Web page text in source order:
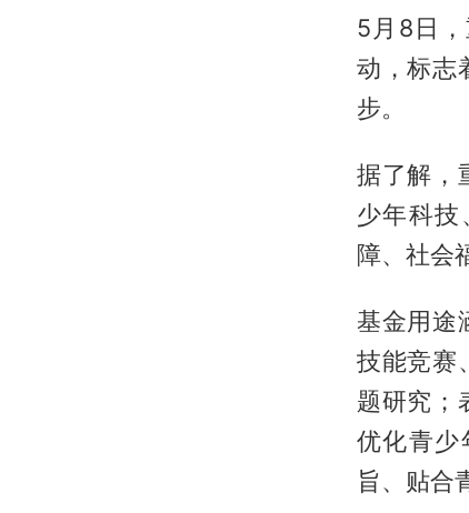
5月8日
动，标志
步。
据了解，
少年科技
障、社会
基金用途
技能竞赛
题研究；
优化青少
旨、贴合